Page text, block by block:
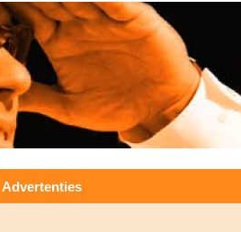
Advertenties